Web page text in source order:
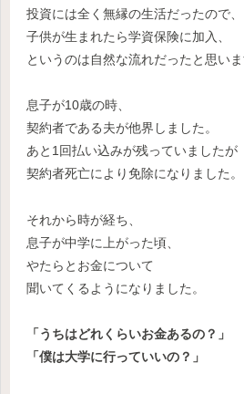
投資には全く無縁の生活だったので、
子供が生まれたら学資保険に加入、
というのは自然な流れだったと思いま
息子が10歳の時、
契約者である夫が他界しました。
あと1回払い込みが残っていましたが
契約者死亡により免除になりました。
それから時が経ち、
息子が中学に上がった頃、
やたらとお金について
聞いてくるようになりました。
「うちはどれくらいお金あるの？」
「僕は大学に行っていいの？」